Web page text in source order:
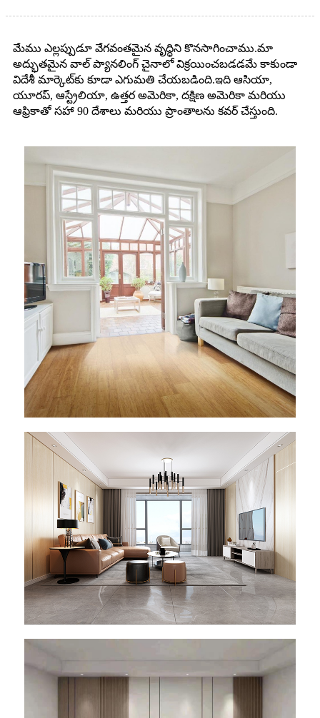
మేము ఎల్లప్పుడూ వేగవంతమైన వృద్ధిని కొనసాగించాము.మా
అద్భుతమైన వాల్ ప్యానలింగ్ చైనాలో విక్రయించబడడమే కాకుండా
విదేశీ మార్కెట్‌కు కూడా ఎగుమతి చేయబడింది.ఇది ఆసియా,
యూరప్, ఆస్ట్రేలియా, ఉత్తర అమెరికా, దక్షిణ అమెరికా మరియు
ఆఫ్రికాతో సహా 90 దేశాలు మరియు ప్రాంతాలను కవర్ చేస్తుంది.